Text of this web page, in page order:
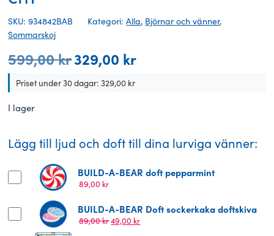
SKU: 934842BAB Kategori:Alla, Björnar och vänner,
Sommarskoj
599,00kr Det
ursprungliga
priset
329,00 krDet
Priset under 30 dagar:329,00 kr
I lager
Lägg till ljud och doft till dina lurviga vänner:
BUILD-A-BEAR doft pepparmint
89,00 kr
BUILD-A-BEAR Doft sockerkaka doftskiva
89,00krDet
49,00 krDet